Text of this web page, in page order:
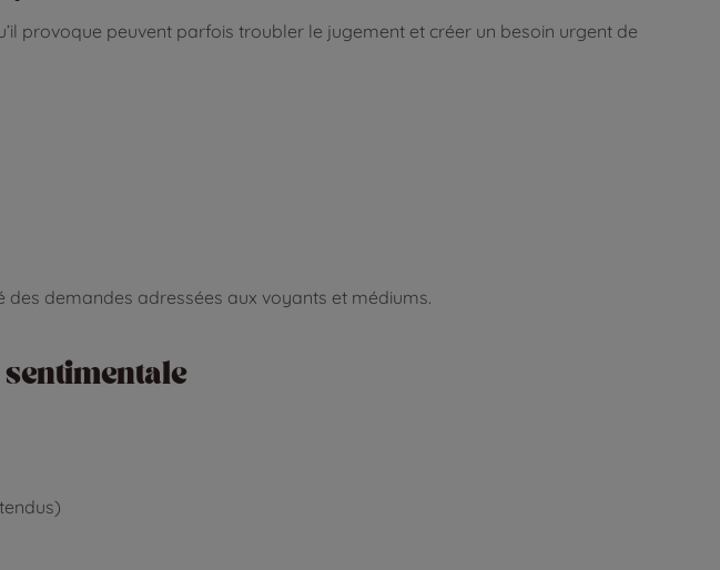
provoque peuvent parfois troubler le jugement et créer un besoin urgent de
des demandes adressées aux voyants et médiums.
sentimentale